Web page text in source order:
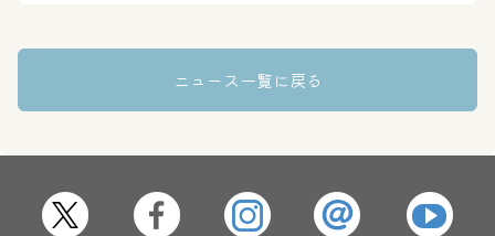
ニュース一覧に戻る